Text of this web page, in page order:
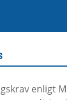
enligt